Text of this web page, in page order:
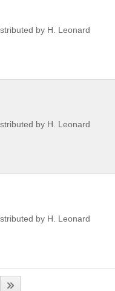
by H. Leonard
by H. Leonard
by H. Leonard